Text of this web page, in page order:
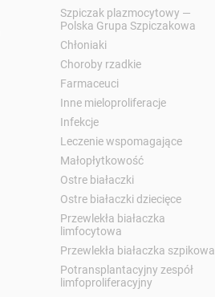
Szpiczak plazmocytowy —
Polska Grupa Szpiczakowa
Chłoniaki
Choroby rzadkie
Farmaceuci
Inne mieloproliferacje
Infekcje
Leczenie wspomagające
Małopłytkowość
Ostre białaczki
Ostre białaczki dziecięce
Przewlekła białaczka
limfocytowa
Przewlekła białaczka szpikowa
Potransplantacyjny zespół
limfoproliferacyjny